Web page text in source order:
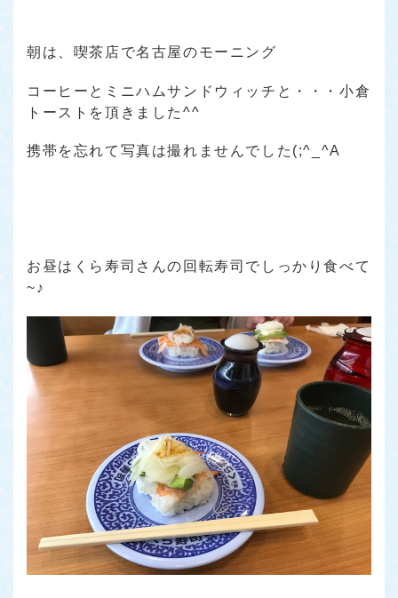
朝は、喫茶店で名古屋のモーニング
コーヒーとミニハムサンドウィッチと・・・小倉
トーストを頂きました^^
携帯を忘れて写真は撮れませんでした(;^_^A
お昼はくら寿司さんの回転寿司でしっかり食べて
~♪